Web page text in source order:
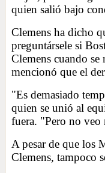
quien salió bajo
Clemens ha dicho
preguntársele si
Clemens cuando se
mencionó que el
"Es demasiado
quien se unió al
fuera. "Pero no veo
A pesar de que los
Clemens, tampoco